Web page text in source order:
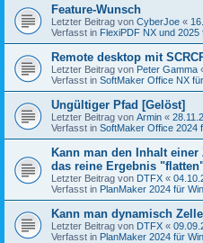
Feature-Wunsch
Letzter Beitrag von CyberJoe «
Verfasst in FlexiPDF NX und 2025
Remote desktop mit
Letzter Beitrag von Peter Gamma
Verfasst in SoftMaker Office NX
Ungültiger Pfad [Gelöst]
Letzter Beitrag von Armin «
Verfasst in SoftMaker Office 2024
Kann man den Inhalt
das reine Ergebnis
Letzter Beitrag von DTFX «
Verfasst in PlanMaker 2024 für
Kann man dynamisch
Letzter Beitrag von DTFX «
Verfasst in PlanMaker 2024 für